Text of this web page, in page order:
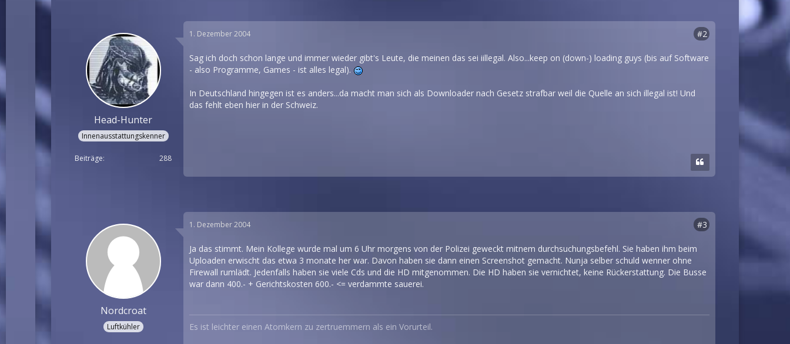
Head-Hunter
Innenausstattungskenner
Beiträge 288
1. Dezember 2004 #2
Sag ich doch schon lange und immer wieder gibt's Leute, die meinen das sei iillegal. Also...keep on (down-) loading guys (bis auf Software
- also Programme, Games - ist alles legal).
In Deutschland hingegen ist es anders...da macht man sich als Downloader nach Gesetz strafbar weil die Quelle an sich illegal ist! Und
das fehlt eben hier in der Schweiz.
Nordcroat
Luftkühler
1. Dezember 2004 #3
Ja das stimmt. Mein Kollege wurde mal um 6 Uhr morgens von der Polizei geweckt mitnem durchsuchungsbefehl. Sie haben ihm beim
Uploaden erwischt das etwa 3 monate her war. Davon haben sie dann einen Screenshot gemacht. Nunja selber schuld wenner ohne
Firewall rumlädt. Jedenfalls haben sie viele Cds und die HD mitgenommen. Die HD haben sie vernichtet, keine Rückerstattung. Die Busse
war dann 400.- + Gerichtskosten 600.- <= verdammte sauerei.
Es ist leichter einen Atomkern zu zertruemmern als ein Vorurteil.